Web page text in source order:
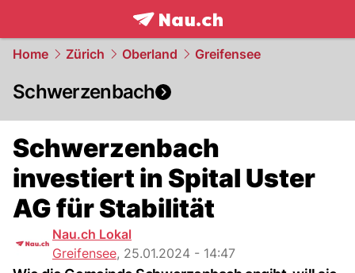
frontpage.NAU.ch
Home Zürich Oberland Greifensee
Schwerzenbach
Schwerzenbach
investiert in Spital Uster
AG für Stabilität
Nau.ch Lokal
Greifensee, 25.01.2024 - 14:47